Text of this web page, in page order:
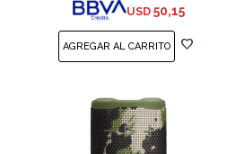
USD 50,15